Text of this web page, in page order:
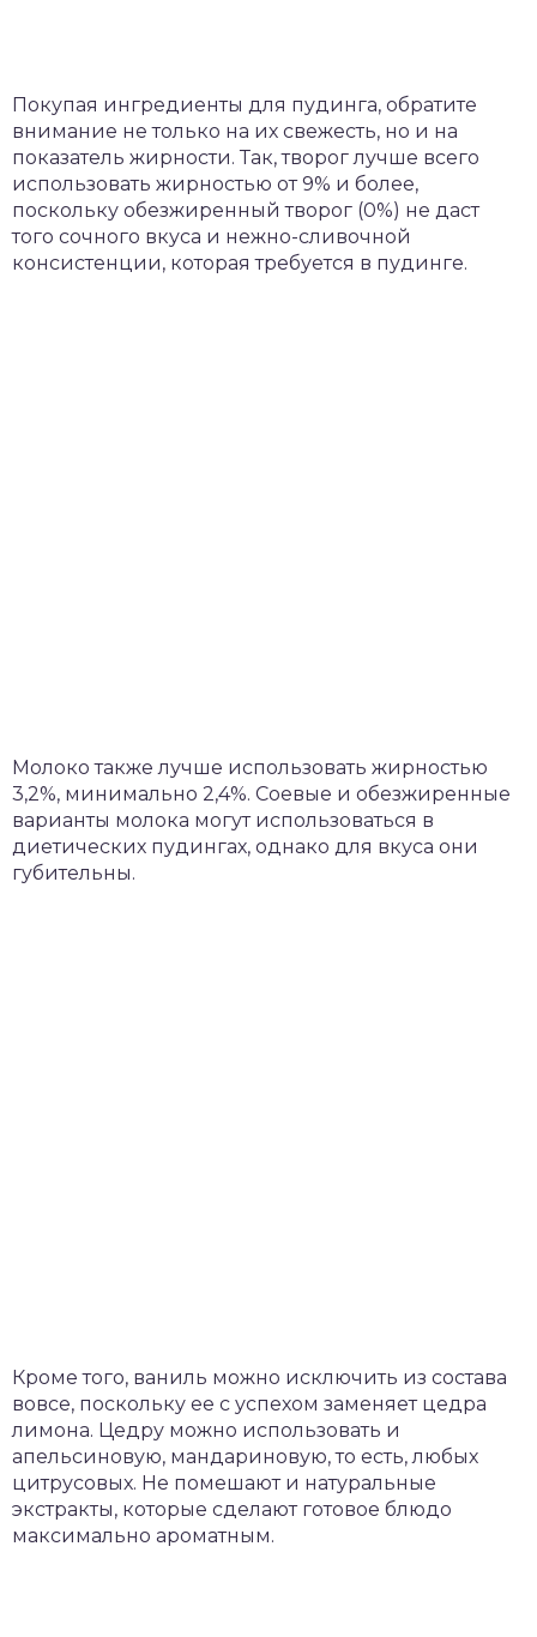
Покупая ингредиенты для пудинга, обратите
внимание не только на их свежесть, но и на
показатель жирности. Так, творог лучше всего
использовать жирностью от 9% и более,
поскольку обезжиренный творог (0%) не даст
того сочного вкуса и нежно-сливочной
консистенции, которая требуется в пудинге.
Молоко также лучше использовать жирностью
3,2%, минимально 2,4%. Соевые и обезжиренные
варианты молока могут использоваться в
диетических пудингах, однако для вкуса они
губительны.
Кроме того, ваниль можно исключить из состава
вовсе, поскольку ее с успехом заменяет цедра
лимона. Цедру можно использовать и
апельсиновую, мандариновую, то есть, любых
цитрусовых. Не помешают и натуральные
экстракты, которые сделают готовое блюдо
максимально ароматным.